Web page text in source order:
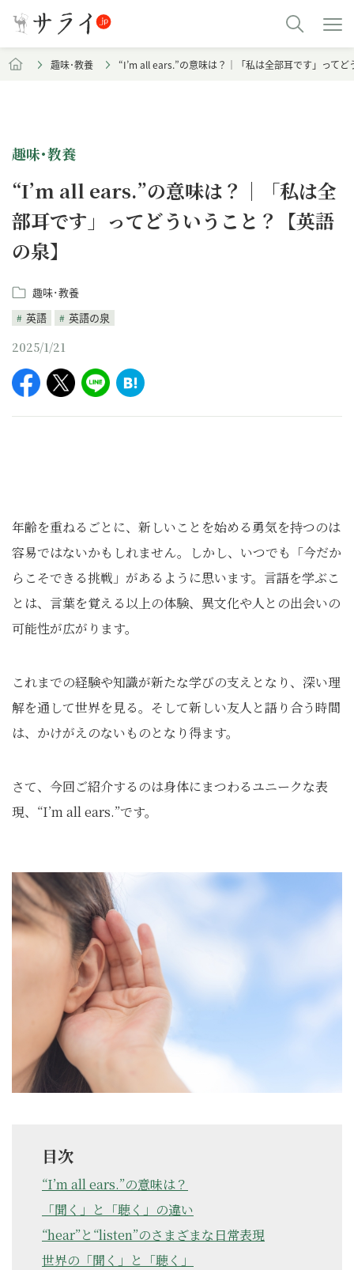
趣味･教養 “I’m all ears.”の意味は？｜「私は全部耳です」って
趣味･教養
“I’m all ears.”の意味は？｜「私は全
部耳です」ってどういうこと？【英語
の泉】
趣味･教養
英語
英語の泉
2025/1/21
年齢を重ねるごとに、新しいことを始める勇気を持つのは
容易ではないかもしれません。しかし、いつでも「今だか
らこそできる挑戦」があるように思います。言語を学ぶこ
とは、言葉を覚える以上の体験、異文化や人との出会いの
可能性が広がります。
これまでの経験や知識が新たな学びの支えとなり、深い理
解を通して世界を見る。そして新しい友人と語り合う時間
は、かけがえのないものとなり得ます。
さて、今回ご紹介するのは身体にまつわるユニークな表
現、“I’m all ears.”です。
目次
“I’m all ears.”の意味は？
「聞く」と「聴く」の違い
“hear”と“listen”のさまざまな日常表現
世界の「聞く」と「聴く」